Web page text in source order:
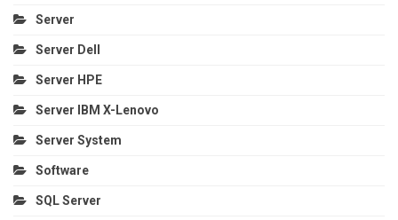
Server
Server Dell
Server HPE
Server IBM X-Lenovo
Server System
Software
SQL Server